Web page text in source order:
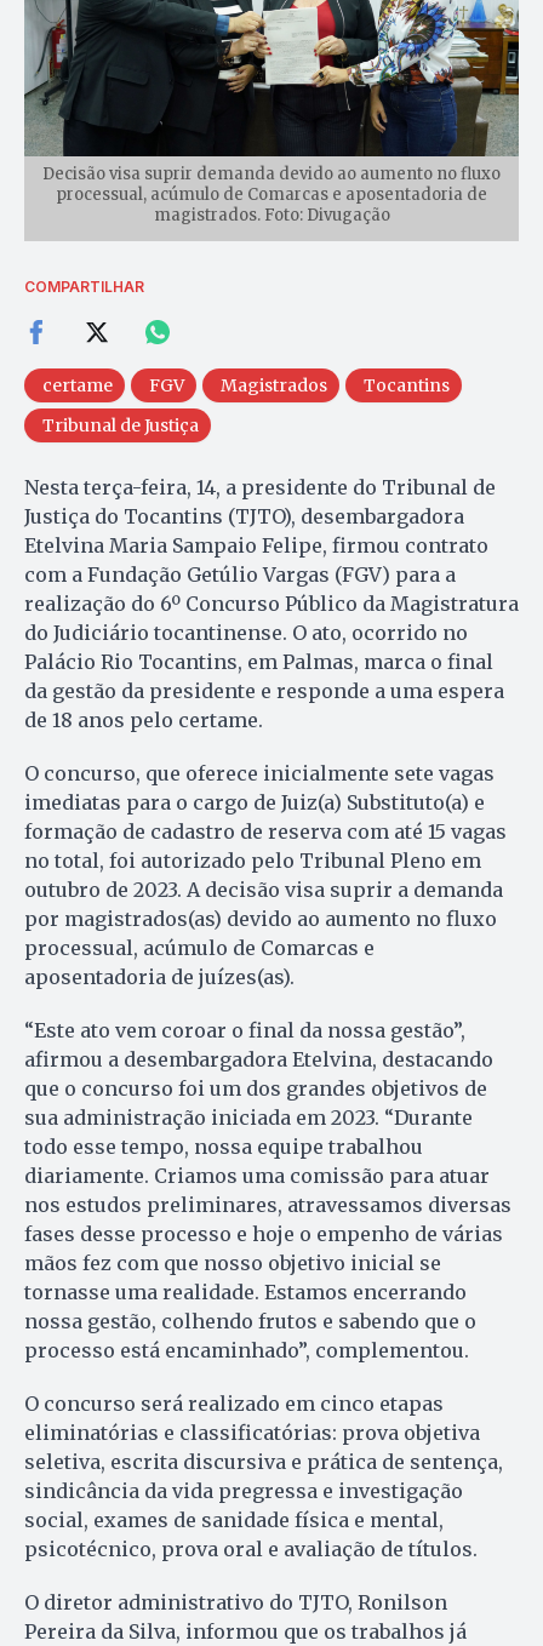
Decisão visa suprir demanda devido ao aumento no fluxo
processual, acúmulo de Comarcas e aposentadoria de
magistrados. Foto: Divugação
COMPARTILHAR
certame FGV Magistrados
Tocantins
Tribunal de Justiça
Nesta terça-feira, 14, a presidente do Tribunal de
Justiça do Tocantins (TJTO), desembargadora
Etelvina Maria Sampaio Felipe, firmou contrato
com a Fundação Getúlio Vargas (FGV) para a
realização do 6º Concurso Público da Magistratura
do Judiciário tocantinense. O ato, ocorrido no
Palácio Rio Tocantins, em Palmas, marca o final
da gestão da presidente e responde a uma espera
de 18 anos pelo certame.
O concurso, que oferece inicialmente sete vagas
imediatas para o cargo de Juiz(a) Substituto(a) e
formação de cadastro de reserva com até 15 vagas
no total, foi autorizado pelo Tribunal Pleno em
outubro de 2023. A decisão visa suprir a demanda
por magistrados(as) devido ao aumento no fluxo
processual, acúmulo de Comarcas e
aposentadoria de juízes(as).
“Este ato vem coroar o final da nossa gestão”,
afirmou a desembargadora Etelvina, destacando
que o concurso foi um dos grandes objetivos de
sua administração iniciada em 2023. “Durante
todo esse tempo, nossa equipe trabalhou
diariamente. Criamos uma comissão para atuar
nos estudos preliminares, atravessamos diversas
fases desse processo e hoje o empenho de várias
mãos fez com que nosso objetivo inicial se
tornasse uma realidade. Estamos encerrando
nossa gestão, colhendo frutos e sabendo que o
processo está encaminhado”, complementou.
O concurso será realizado em cinco etapas
eliminatórias e classificatórias: prova objetiva
seletiva, escrita discursiva e prática de sentença,
sindicância da vida pregressa e investigação
social, exames de sanidade física e mental,
psicotécnico, prova oral e avaliação de títulos.
O diretor administrativo do TJTO, Ronilson
Pereira da Silva, informou que os trabalhos já